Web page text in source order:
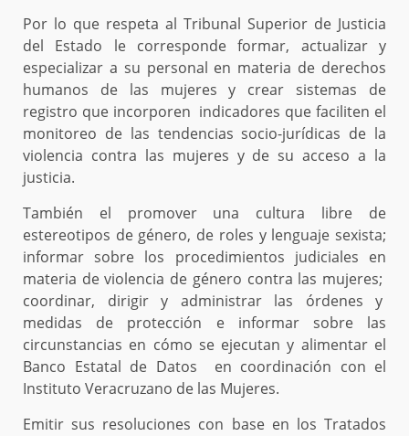
Por lo que respeta al Tribunal Superior de Justicia
del Estado le corresponde formar, actualizar y
especializar a su personal en materia de derechos
humanos de las mujeres y crear sistemas de
registro que incorporen indicadores que faciliten el
monitoreo de las tendencias socio-jurídicas de la
violencia contra las mujeres y de su acceso a la
justicia.
También el promover una cultura libre de
estereotipos de género, de roles y lenguaje sexista;
informar sobre los procedimientos judiciales en
materia de violencia de género contra las mujeres;
coordinar, dirigir y administrar las órdenes y
medidas de protección e informar sobre las
circunstancias en cómo se ejecutan y alimentar el
Banco Estatal de Datos en coordinación con el
Instituto Veracruzano de las Mujeres.
Emitir sus resoluciones con base en los Tratados